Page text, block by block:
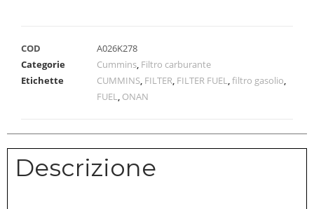
COD
A026K278
Categorie
Cummins, Filtro carburante
Etichette
CUMMINS, FILTER, FILTER FUEL,filtro gasolio,
FUEL, ONAN
Descrizione